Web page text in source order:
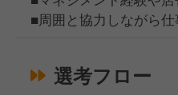
■周囲と協力しながら
選考フロー